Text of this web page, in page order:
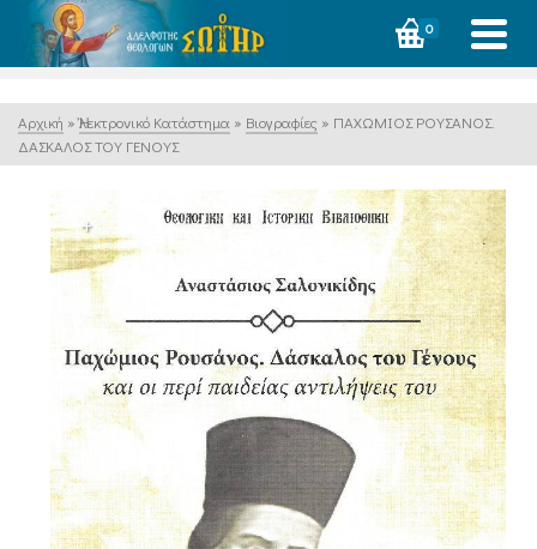
0
Αρχική » Ἠλεκτρονικό Κατάστημα » Βιογραφίες » ΠΑΧΩΜΙΟΣ ΡΟΥΣΑΝΟΣ.
ΔΑΣΚΑΛΟΣ ΤΟΥ ΓΕΝΟΥΣ